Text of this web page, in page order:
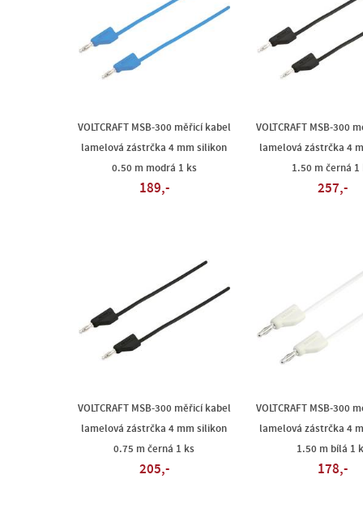
VOLTCRAFT MSB-300 měřicí kabel
lamelová zástrčka 4 mm silikon
0.50 m modrá 1 ks
189,-
VOLTCRAFT MSB-300
lamelová zástrčka 4
1.50 m černá 1
257,-
VOLTCRAFT MSB-300 měřicí kabel
lamelová zástrčka 4 mm silikon
0.75 m černá 1 ks
205,-
VOLTCRAFT MSB-300
lamelová zástrčka 4
1.50 m bílá 1
178,-